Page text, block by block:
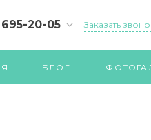
20-05 Заказать
БЛОГ